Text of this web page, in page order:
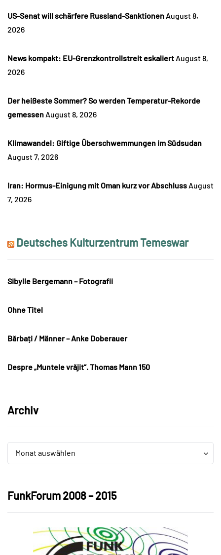
US-Senat will schärfere Russland-Sanktionen August 8,
2026
News kompakt: EU-Grenzkontrollstreit eskaliert August 8,
2026
Der heißeste Sommer? So werden Temperatur-Rekorde
gemessen August 8, 2026
Klimawandel: Giftige Überschwemmungen im Südsudan
August 7, 2026
Iran: Hormus-Einigung mit Oman kurz vor Abschluss August
7, 2026
Deutsches Kulturzentrum Temeswar
Sibylle Bergemann – Fotografii
Ohne Titel
Bărbați / Männer – Anke Doberauer
Despre „Muntele vrăjit“. Thomas Mann 150
Archiv
Archiv
Monat auswählen
Archiv
FunkForum 2008 – 2015